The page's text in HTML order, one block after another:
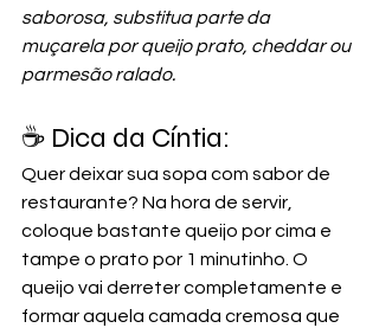
saborosa, substitua parte da
muçarela por queijo prato, cheddar ou
parmesão ralado.
☕ Dica da Cíntia:
Quer deixar sua sopa com sabor de
restaurante? Na hora de servir,
coloque bastante queijo por cima e
tampe o prato por 1 minutinho. O
queijo vai derreter completamente e
formar aquela camada cremosa que